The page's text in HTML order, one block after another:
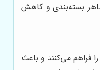
بسته‌بندی و کاهش
فراهم می‌کنند و باعث